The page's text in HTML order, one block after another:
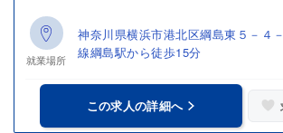
就業場所
神奈川県横浜市港北区綱島東５－
線綱島駅から徒歩15分
この求人の詳細へ